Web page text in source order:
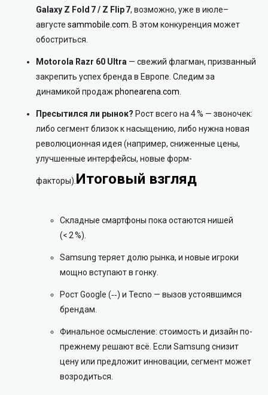
Galaxy Z Fold 7 / Z Flip 7, возможно, уже в июле–
августе sammobile.com В этом конкуренция может
обостриться.
Motorola Razr 60 Ultra — свежий флагман, призванный
закрепить успех бренда в Европе. Следим за
динамикой продаж phonearena.com
Пресытился ли рынок? Рост всего на 4 % — звоночек:
либо сегмент близок к насыщению, либо нужна новая
революционная идея (например, сниженные цены,
улучшенные интерфейсы, новые форм-
факторы). Итоговый взгляд
Складные смартфоны пока остаются нишей
(< 2 %).
Samsung теряет долю рынка, и новые игроки
мощно вступают в гонку.
Рост Google (‑‑) и Tecno — вызов устоявшимся
брендам.
Финальное осмысление: стоимость и дизайн по-
прежнему решают всё. Если Samsung снизит
цену или предложит инновации, сегмент может
возродиться.